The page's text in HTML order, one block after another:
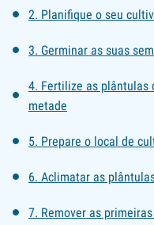
2. Planifique o seu
3. Germinar as suas
4. Fertilize as plântulas
metade
5. Prepare o local de
6. Aclimatar as
7. Remover as